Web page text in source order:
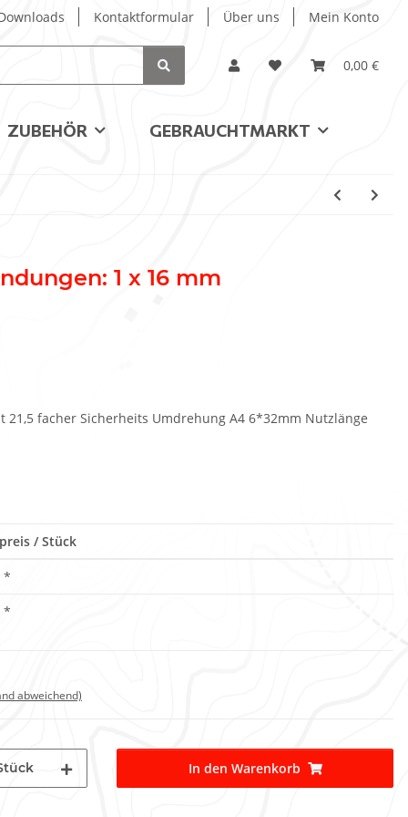
Kontaktformular Über uns Mein Konto
0,00 €
ZUBEHÖR GEBRAUCHTMARKT
1 x 16 mm
facher Sicherheits Umdrehung A4 6*32mm Nutzlänge
/ Stück
*
*
abweichend)
In den Warenkorb